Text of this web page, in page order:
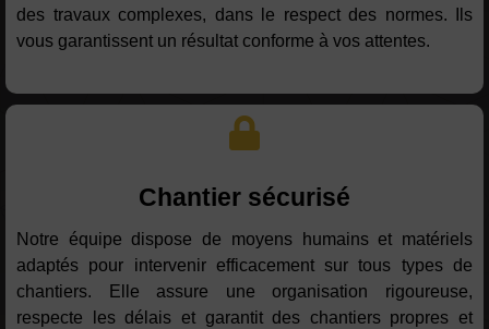
des travaux complexes, dans le respect des normes. Ils
vous garantissent un résultat conforme à vos attentes.
Chantier sécurisé
Notre équipe dispose de moyens humains et matériels
adaptés pour intervenir efficacement sur tous types de
chantiers. Elle assure une organisation rigoureuse,
respecte les délais et garantit des chantiers propres et